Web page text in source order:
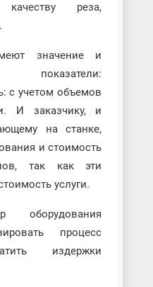
реза,
значение и
показатели:
с учетом объемов
И заказчику, и
на станке,
и стоимость
так как эти
услуги.
оборудования
процесс
издержки